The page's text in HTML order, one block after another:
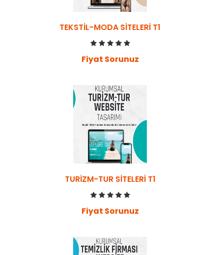
TEKSTIL-MODA SITELERI T1
Fiyat Sorunuz
TURIZM-TUR SITELERI T1
Fiyat Sorunuz